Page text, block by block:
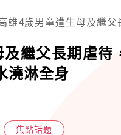
雄4歲男童遭生母及繼父長期虐
繼父長期虐
澆淋全身
焦點話題